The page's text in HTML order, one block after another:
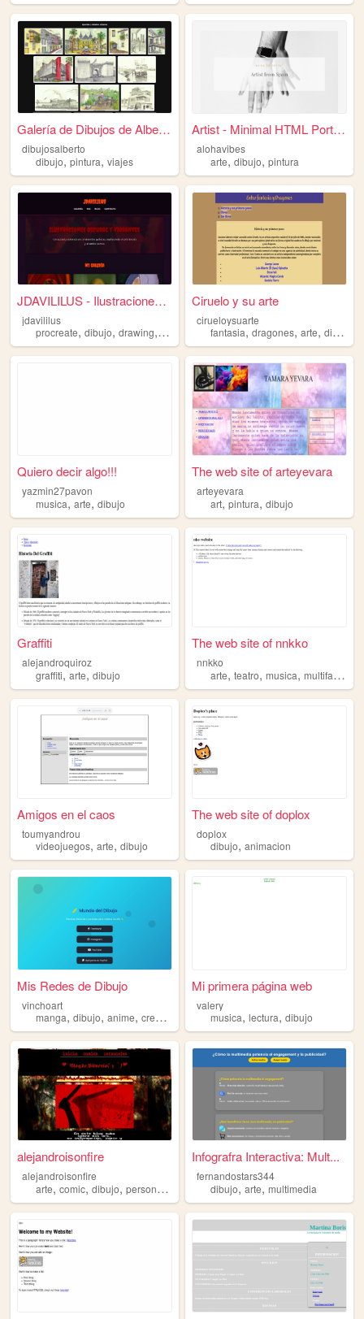
Galería de Dibujos de Alberto
dibujosalberto
dibujo, pintura, viajes
Artist - Minimal HTML Portfo...
alohavibes
arte,dibujo,pintura
JDAVILILUS - Ilustraciones O...
jdavililus
procreate, dibujo, drawing, painting digitalart
Ciruelo y su arte
cirueloysuarte
fantasia,dragones,arte,dibujo
Quiero decir algo!!!
yazmin27pavon
musica, arte, dibujo
The web site of arteyevara
arteyevara
art,pintura,dibujo
Graffiti
alejandroquiroz
graffiti,arte, dibujo
The web site of nnkko
nnkko
arte,teatro,musica,multifandom
Amigos en el caos
toumyandrou
videojuegos, arte, dibujo
The web site of doplox
doplox
dibujo,animacion
Mis Redes de Dibujo
vinchoart
manga, dibujo, anime, creacion
Mi primera página web
valery
musica,lectura,dibujo
alejandroisonfire
alejandroisonfire
arte, comic, dibujo, personajes
Infografra Interactiva: Mult...
fernandostars344
dibujo,arte,multimedia